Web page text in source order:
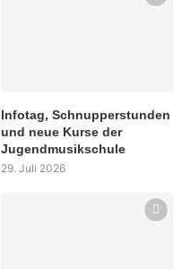
Infotag, Schnupperstunden
und neue Kurse der
Jugendmusikschule
29. Juli 2026